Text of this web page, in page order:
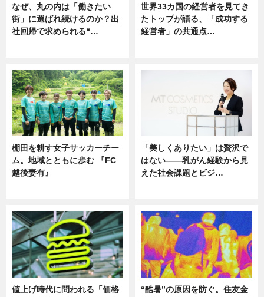
なぜ、丸の内は「働きたい
街」に選ばれ続けるのか？出
社回帰で求められる“…
世界33カ国の経営者を見てき
たトップが語る、「成功する
経営者」の共通点…
棚田を耕す女子サッカーチー
ム。地域とともに歩む 『FC
越後妻有』
「美しくありたい」は贅沢で
はない――乳がん経験から見
えた社会課題とビジ…
値上げ時代に問われる「価格
“酷暑”の原因を防ぐ。住友金